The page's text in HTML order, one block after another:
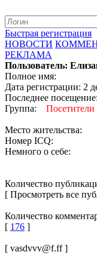
Быстрая регистрация
НОВОСТИ
РЕКЛАМА
Пользователь:
Полное имя:
Дата регистрации: 2
Последнее
Группа: Посетители
Место жительства:
Номер ICQ:
Немного о себе:
Количество
[ Просмотреть все
Количество
[ 176 ]
[ vasdvvv@f.ff ]